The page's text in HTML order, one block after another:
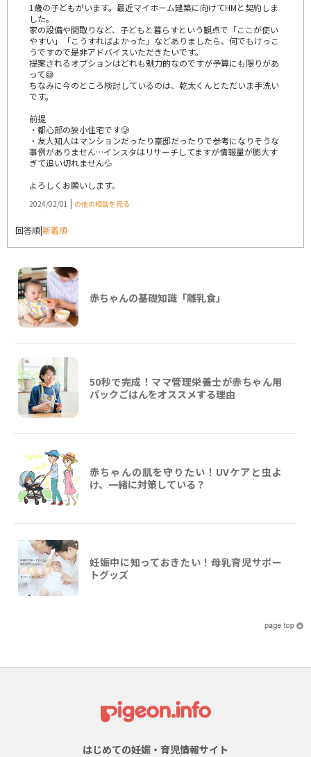
1歳の子どもがいます。最近マイホーム建築に向けてHMと契約しま
した。
家の設備や間取りなど、子どもと暮らすという観点で「ここが使い
やすい」「こうすればよかった」などありましたら、何でもけっこ
うですので是非アドバイスいただきたいです。
提案されるオプションはどれも魅力的なのですが予算にも限りがあ
って😅
ちなみに今のところ検討しているのは、乾太くんとただいま手洗い
です。
前提
・都心部の狭小住宅です🥲
・友人知人はマンションだったり豪邸だったりで参考になりそうな
事例がありません…インスタはリサーチしてますが情報量が膨大す
ぎて追い切れません💦
よろしくお願いします。
2024/02/01 | の他の相談を見る
回答順|新着順
赤ちゃんの基礎知識「離乳食」
50秒で完成！ママ管理栄養士が赤ちゃん用
パックごはんをオススメする理由
赤ちゃんの肌を守りたい！UVケアと虫よ
け、一緒に対策している？
妊娠中に知っておきたい！母乳育児サポー
トグッズ
はじめての妊娠・育児情報サイト